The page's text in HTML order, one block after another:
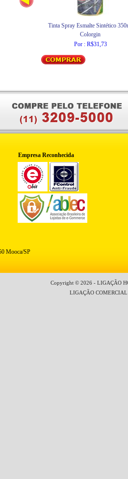
Tinta Spray Esmalte Sintético
Colorgin
Por : R$31,73
Empresa Reconhecida
Mooca/SP
Copyright © 2026 - LIGAÇÃO
LIGAÇÃO